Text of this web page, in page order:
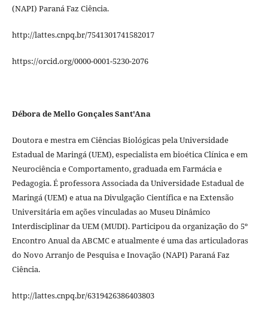
(NAPI) Paraná Faz Ciência.
http://lattes.cnpq.br/7541301741582017
https://orcid.org/0000-0001-5230-2076
Débora de Mello Gonçales Sant'Ana
Doutora e mestra em Ciências Biológicas pela Universidade
Estadual de Maringá (UEM), especialista em bioética Clínica e em
Neurociência e Comportamento, graduada em Farmácia e
Pedagogia. É professora Associada da Universidade Estadual de
Maringá (UEM) e atua na Divulgação Científica e na Extensão
Universitária em ações vinculadas ao Museu Dinâmico
Interdisciplinar da UEM (MUDI). Participou da organização do 5º
Encontro Anual da ABCMC e atualmente é uma das articuladoras
do Novo Arranjo de Pesquisa e Inovação (NAPI) Paraná Faz
Ciência.
http://lattes.cnpq.br/6319426386403803